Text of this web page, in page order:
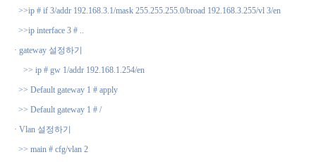
>>ip # if 3/addr 192.168.3.1/mask 255.255.255.0/broad 192.168.3.255/vl 3/en
>>ip interface 3 # ..
· gateway 설정하기
>> ip # gw 1/addr 192.168.1.254/en
>> Default gateway 1 # apply
>> Default gateway 1 # /
· Vlan 설정하기
>> main # cfg/vlan 2